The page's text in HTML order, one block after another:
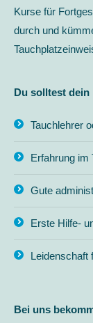
Kurse für
durch und
Du solltest
Tauchlehrer
Erfahrung im
Gute
Erste Hilfe-
Leidenschaft
Bei uns